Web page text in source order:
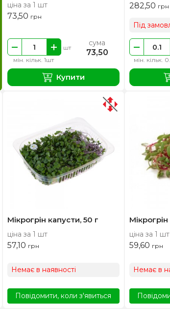
ціна за 1 шт
73,50 грн
мін. кільк. 1шт
шт сума
73,50
Купити
282,50 грн
Під
мін. кільк.
Мікрогрін капусти, 50 г
ціна за 1 шт
57,10 грн
Немає в наявності
Повідомити, коли з'явиться
ціна за 1 шт
59,60 грн
Немає в